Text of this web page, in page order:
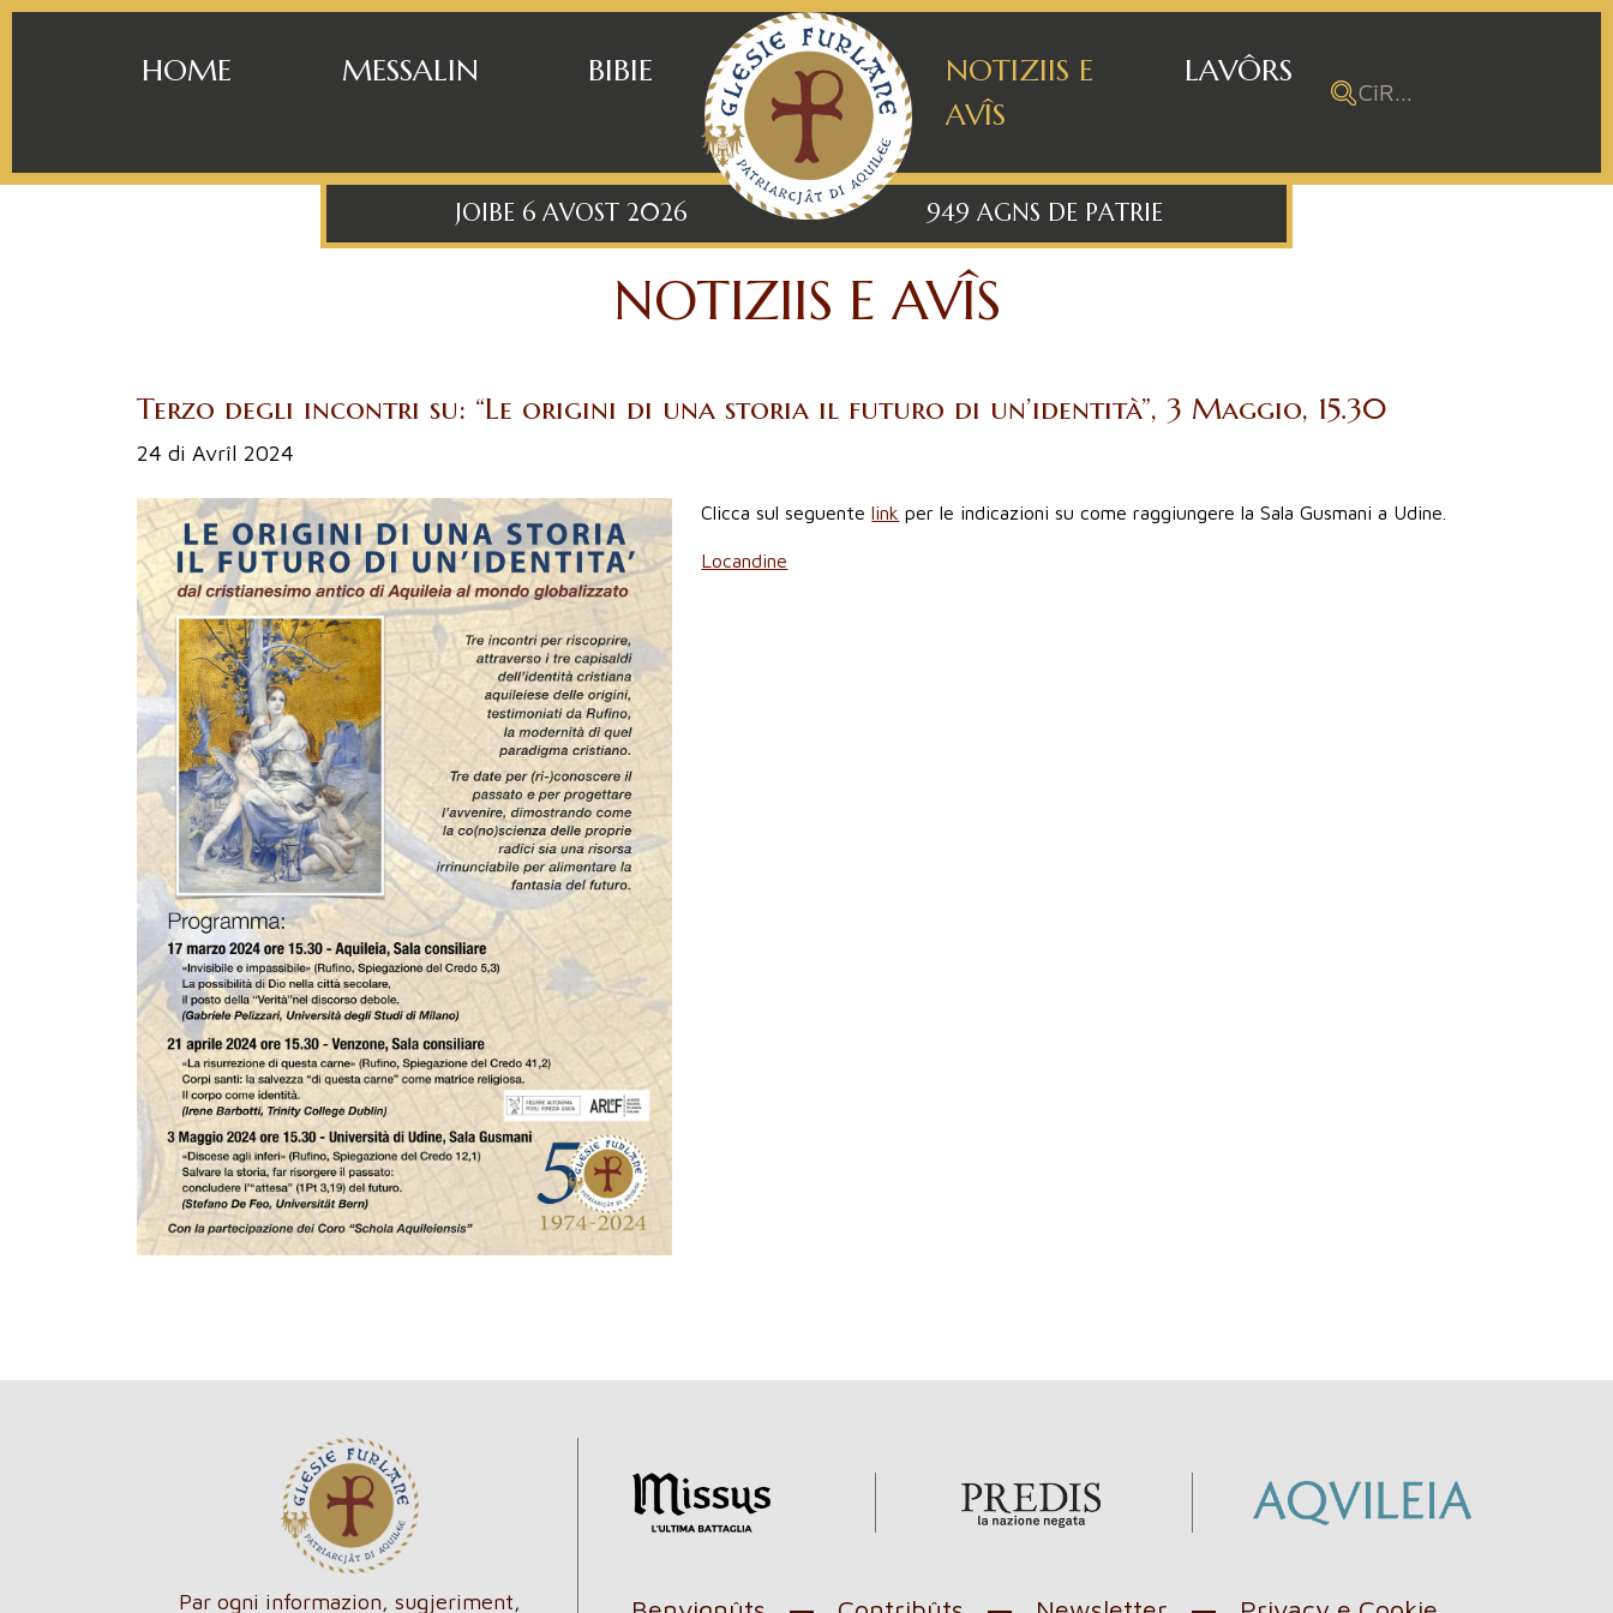
HOME MESSALIN BIBIE
NOTIZIIS E
AVÎS
LAVÔRS
JOIBE 6 AVOST 2026 949 AGNS DE PATRIE
NOTIZIIS E AVÎS
Terzo degli incontri su: “Le origini di una storia il futuro di un’identità”, 3 Maggio, 15.30
24 di Avrîl 2024
Clicca sul seguentelink per le indicazioni su come raggiungere la Sala Gusmani a Udine.
Locandine
Par ogni informazion, sugjeriment,